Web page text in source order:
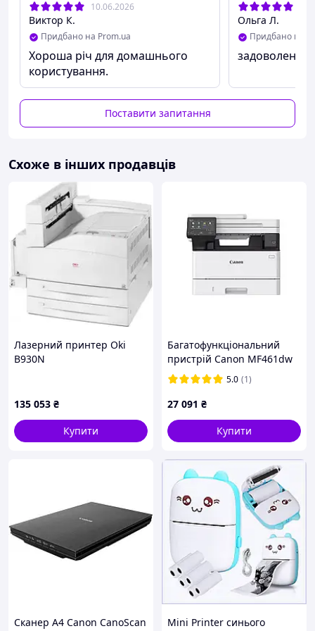
Розмір сканера в складеному стані (ВхШхД): 310
х 75 х 84 мм;
Розмір килимка: 450 х 450 мм;
Вага: 520 г.
Комплектація
Сканер;
Кабель живлення
10.06.2026
Виктор К.
Придбано на Prom.ua
Хороша річ для домашнього
користування.
Ольга Л.
Придбано на
задоволена
Поставити запитання
Схоже в інших продавців
Лазерний принтер Oki
B930N
135 053 ₴
Купити
Багатофункціональний
пристрій Canon MF461dw
Wi-Fi (5951C020) PR1
5.0 (1)
27 091 ₴
Купити
Сканер А4 Canon CanoScan
Mini Printer синього